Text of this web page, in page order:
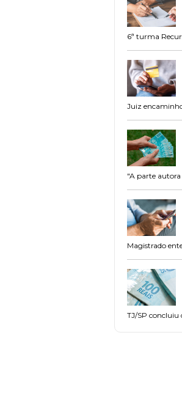
6ª turma
Juiz
"A parte
Magistrado
TJ/SP concluiu